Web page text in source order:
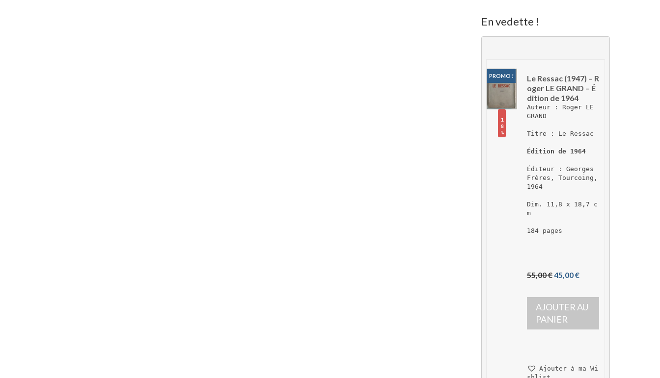
En vedette !
PROMO !
-
1
8
%
Le Ressac (1947) – R
oger LE GRAND – É
dition de 1964
Auteur : Roger LE
GRAND
Titre : Le Ressac
Édition de 1964
Éditeur : Georges
Frères, Tourcoing,
1964
Dim. 11,8 x 18,7 c
m
184 pages
55,00 €L
p
r
i
x
t
45,00 €L
p
r
x
u
AJOUTER AU
PANIER
Ajouter à ma Wi